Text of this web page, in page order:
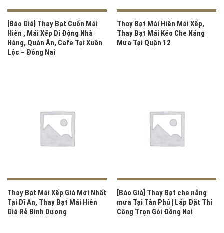
[Báo Giá] Thay Bạt Cuốn Mái
Hiên , Mái Xếp Di Động Nhà
Hàng, Quán Ăn, Cafe Tại Xuân
Lộc – Đồng Nai
Thay Bạt Mái Hiên Mái Xếp,
Thay Bạt Mái Kéo Che Nắng
Mưa Tại Quận 12
Thay Bạt Mái Xếp Giá Mới Nhất
Tại Dĩ An, Thay Bạt Mái Hiên
Giá Rẻ Bình Dương
[Báo Giá] Thay Bạt che nắng
mưa Tại Tân Phú | Lắp Đặt Thi
Công Trọn Gói Đồng Nai